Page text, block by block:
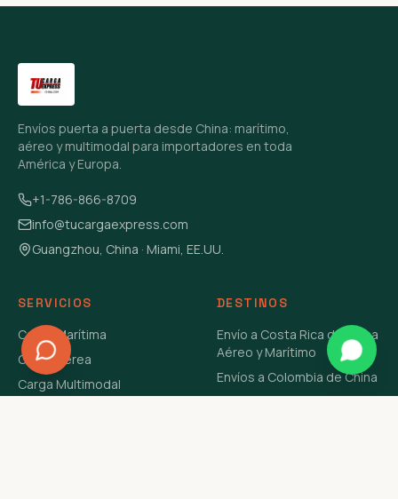
Envíos puerta a puerta desde China: marítimo,
aéreo y multimodal para importadores en toda
América y Europa.
+1-786-866-8709
info@tucargaexpress.com
Guangzhou, China · Miami, EE.UU.
SERVICIOS
Carga Marítima
Carga Aérea
Carga Multimodal
DESTINOS
Envío a Costa Rica de China
Aéreo y Marítimo
Envíos a Colombia de China